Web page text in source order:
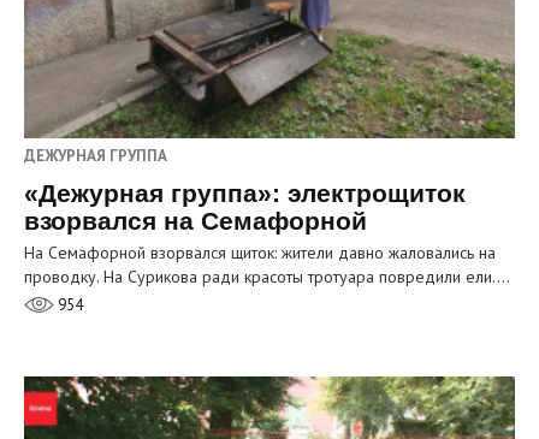
ДЕЖУРНАЯ ГРУППА
«Дежурная группа»: электрощиток
взорвался на Семафорной
На Семафорной взорвался щиток: жители давно жаловались на
проводку. На Сурикова ради красоты тротуара повредили ели.…
954